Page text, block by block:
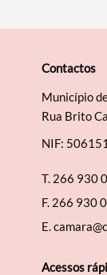
Termo de
Contactos
Município
Rua Brito
NIF:
T. 266 930
F. 266 930
E.
Acessos